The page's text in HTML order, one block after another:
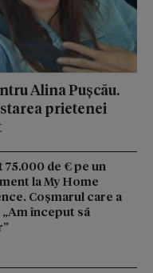
Alina Pușcău.
prietenei
75.000 de € pe un
la My Home
Coşmarul care a
început să